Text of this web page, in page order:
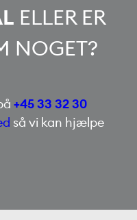
ELLER ER
NOGET?
+45 33 32 30
så vi kan hjælpe